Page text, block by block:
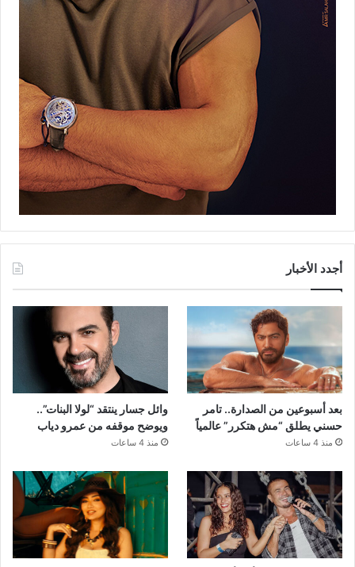
أجدد الأخبار
بعد أسبوعين من الصدارة.. تامر
حسني يطلق “مش هتكرر” عالمياً
منذ 4 ساعات
وائل جسار ينتقد “لولا البنات”..
ويوضح موقفه من عمرو دياب
منذ 4 ساعات